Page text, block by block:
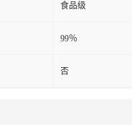
食品级
99％
否